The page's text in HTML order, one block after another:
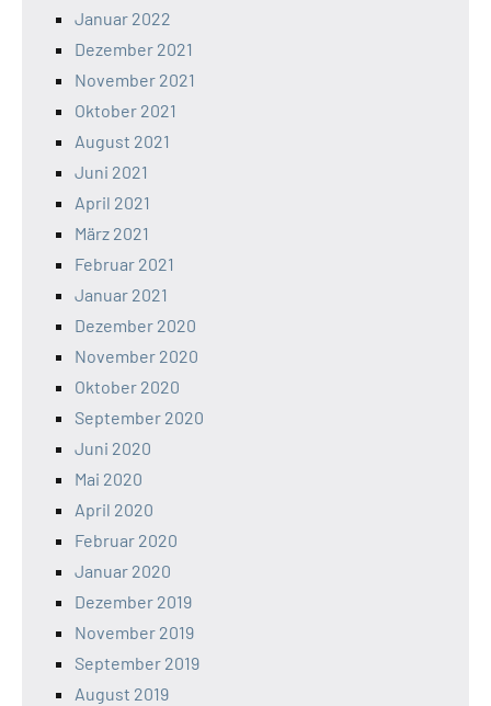
Januar 2022
Dezember 2021
November 2021
Oktober 2021
August 2021
Juni 2021
April 2021
März 2021
Februar 2021
Januar 2021
Dezember 2020
November 2020
Oktober 2020
September 2020
Juni 2020
Mai 2020
April 2020
Februar 2020
Januar 2020
Dezember 2019
November 2019
September 2019
August 2019